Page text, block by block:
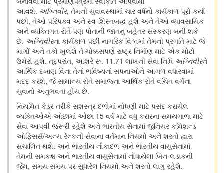
આવશે. અગ્નિવીર, તેમની યુવાવસ્થામાં ચાર વર્ષનો કાર્યકાળ પૂરો કર્યા
પછી, તેઓ પરિપક્વ અને સ્વ-શિસ્તબદ્ધ હશે અને તેઓ વ્યાવસાયિક
અને વ્યક્તિગત રીતે પણ પોતાની જાતનું બહેતર સંસ્કરણ બની શકે
છે. અગ્નિવીરના કાર્યકાળ પછી નાગરિક વિશ્વમાં તેમની પ્રગતિ માટે જે
માર્ગો અને તકો ખુલશે તે ચોક્કસપણે રાષ્ટ્ર નિર્માણ માટે એક મોટો
ઉમેરો હશે. તદુપરાંત, આશરે રૂ. 11.71 લાખની સેવા નિધિ અગ્નિવીરને
આર્થિક દબાણ વિના તેનાં ભવિષ્યનાં સપનાઓને આગળ વધારવામાં
મદદ કરશે, જે સામાન્ય રીતે સમાજના આર્થિક રીતે વંચિત વર્ગના
યુવાનો અનુભવતા હોય છે.
નિયમિત કેડર તરીકે સશસ્ત્ર દળોમાં નોંધણી માટે પસંદ કરાયેલ
વ્યક્તિઓએ ઓછામાં ઓછા 15 વર્ષ માટે વધુ કરારના સમયગાળા માટે
સેવા આપવી જરૂરી રહેશે અને ભારતીય સેનામાં જુનિયર કમિશન્ડ
ઓફિસર્સ/અન્ય રેન્કની સેવાના વર્તમાન નિયમો અને શરતો દ્વારા
સંચાલિત થશે. અને ભારતીય નૌકાદળ અને ભારતીય વાયુસેનામાં
તેમની સમકક્ષ અને ભારતીય વાયુસેનામાં નોંધાયેલા બિન-લડાકની
જેમ, સમય સમય પર સુધારેલ નિયમો અને શરતો લાગુ રહેશે.